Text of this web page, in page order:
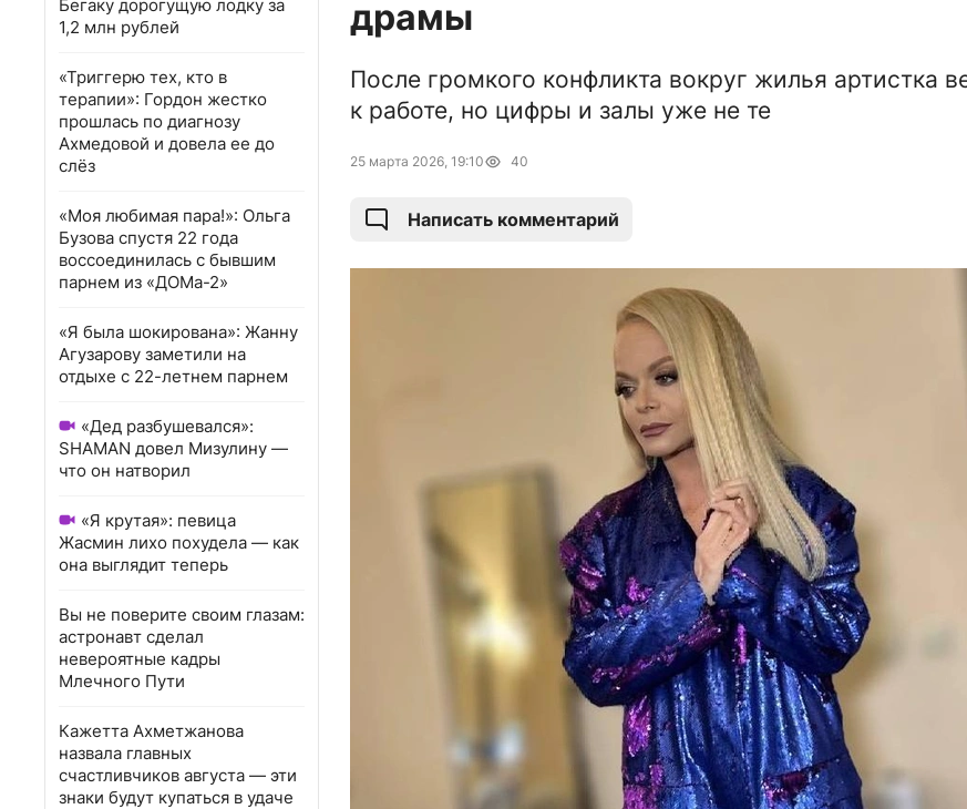
Бегаку дорогущую лодку за
1,2 млн рублей
«Триггерю тех, кто в
терапии»: Гордон жестко
прошлась по диагнозу
Ахмедовой и довела ее до
слёз
«Моя любимая пара!»: Ольга
Бузова спустя 22 года
воссоединилась с бывшим
парнем из «ДОМа-2»
«Я была шокирована»: Жанну
Агузарову заметили на
отдыхе с 22-летнем парнем
«Дед разбушевался»:
SHAMAN довел Мизулину —
что он натворил
«Я крутая»: певица
Жасмин лихо похудела — как
она выглядит теперь
Вы не поверите своим глазам:
астронавт сделал
невероятные кадры
Млечного Пути
Кажетта Ахметжанова
назвала главных
счастливчиков августа — эти
знаки будут купаться в удаче
драмы
После громкого конфликта вокруг жилья артистка
к работе, но цифры и залы уже не те
25 марта 2026, 19:10 40
Написать комментарий